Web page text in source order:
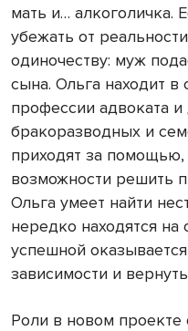
мать и… алкоголичка.
убежать от
одиночеству: муж
сына. Ольга находит в
профессии адвоката
бракоразводных и
приходят за помощью,
возможности решить
Ольга умеет найти
нередко находятся на
успешной
зависимости и
Роли в новом